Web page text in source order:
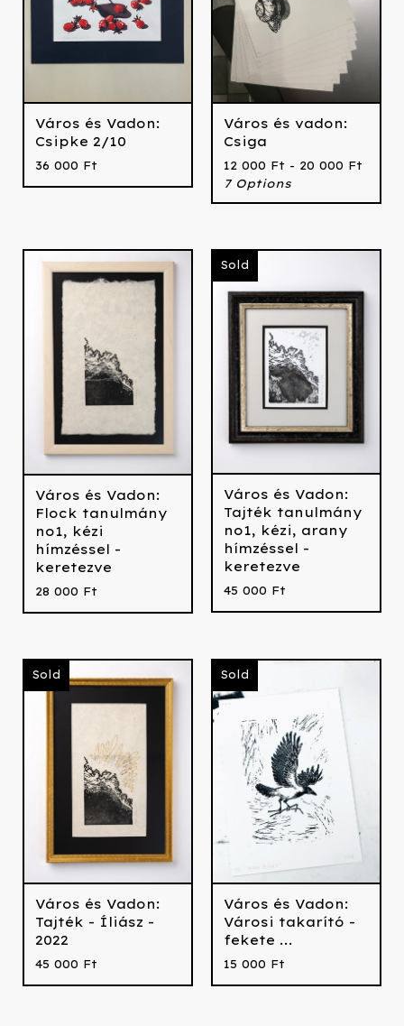
Város és Vadon:
Csipke 2/10
36 000 Ft
Város és vadon:
Csiga
12 000 Ft - 20 000 Ft
7 Options
Város és Vadon:
Flock tanulmány
no1, kézi
hímzéssel -
keretezve
28 000 Ft
Sold
Város és Vadon:
Tajték tanulmány
no1, kézi, arany
hímzéssel -
keretezve
45 000 Ft
Sold
Város és Vadon:
Tajték - Íliász -
2022
45 000 Ft
Sold
Város és Vadon:
Városi takarító -
fekete ...
15 000 Ft